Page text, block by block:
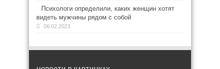
Психологи определили, каких женщин хотят
видеть мужчины рядом с собой
06.02.2023